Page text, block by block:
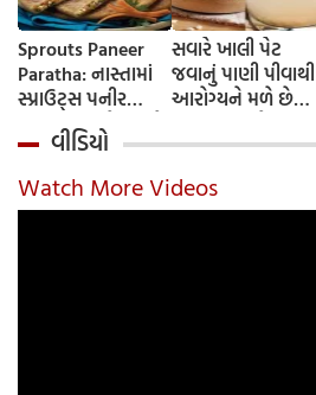
Sprouts Paneer
Paratha: નાસ્તામાં
સ્પ્રાઉટ્સ પનીર
પરાઠા બનાવો, તમને
પ્રોટીનનો ડબલ ડોઝ
મળશે
સવારે ખાલી પેટ
જવાનું પાણી પીવાથી
આરોગ્યને મળે છે
જાણીએ તેના ફાયદા
અને ઉપયોગ કરવાની
યોગ્ય રીત
વીડિયો
Watch More Videos